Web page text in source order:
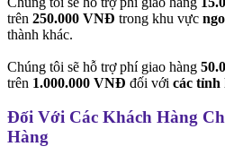
trên 250.000 VNĐ trong khu vực
thành khác.
Chúng tôi sẽ hỗ trợ phí giao hàng
trên 1.000.000 VNĐ đối với các tỉnh
Đối Với Các Khách Hàng
Hàng